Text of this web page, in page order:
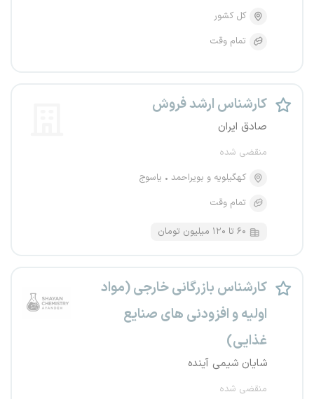
کل کشور
تمام وقت
کارشناس ارشد فروش
صادق ایران
منقضی شده
کهگیلویه و بویراحمد
یاسوج
تمام وقت
۶۰ تا ۱۲۰ میلیون تومان
کارشناس بازرگانی خارجی (مواد
اولیه و افزودنی های صنایع
غذایی)
شایان شیمی آینده
منقضی شده